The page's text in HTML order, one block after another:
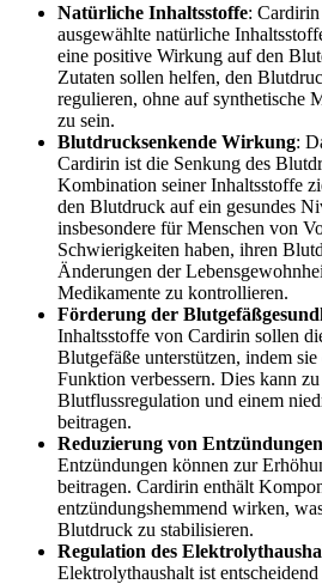
Natürliche Inhaltsstoffe:
ausgewählte natürliche
eine positive Wirkung auf den
Zutaten sollen helfen, den
regulieren, ohne auf synthetische
zu sein.
Blutdrucksenkende Wirkung:
Cardirin ist die Senkung des
Kombination seiner Inhaltsstoffe
den Blutdruck auf ein gesundes
insbesondere für Menschen von
Schwierigkeiten haben, ihren
Änderungen der
Medikamente zu kontrollieren.
Förderung der
Inhaltsstoffe von Cardirin sollen
Blutgefäße unterstützen, indem
Funktion verbessern. Dies kann zu
Blutflussregulation und einem
beitragen.
Reduzierung von Entzündungen
Entzündungen können zur
beitragen. Cardirin enthält
entzündungshemmend wirken,
Blutdruck zu stabilisieren.
Regulation des
Elektrolythaushalt ist